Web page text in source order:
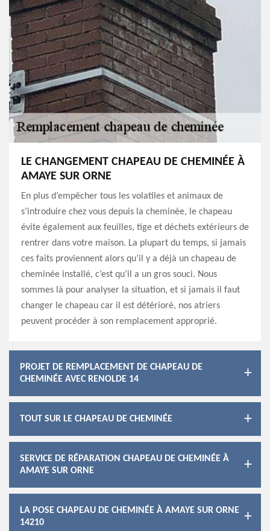
LE CHANGEMENT CHAPEAU DE CHEMINÉE À
AMAYE SUR ORNE
En plus d’empêcher tous les volatiles et animaux de
s’introduire chez vous depuis la cheminée, le chapeau
évite également aux feuilles, tige et déchets extérieurs de
rentrer dans votre maison. La plupart du temps, si jamais
ces faits proviennent alors qu’il y a déjà un chapeau de
cheminée installé, c’est qu’il a un gros souci. Nous
sommes là pour analyser la situation, et si jamais il faut
changer le chapeau car il est détérioré, nos atriers
peuvent procéder à son remplacement approprié.
PROJET DE REMPLACEMENT DE CHAPEAU DE
CHEMINÉE AVEC RENOLDE 14
TOUT SUR LE CHAPEAU DE CHEMINÉE
SERVICE DE RÉPARATION CHAPEAU DE CHEMINÉE À
AMAYE SUR ORNE
LA POSE CHAPEAU DE CHEMINÉE À AMAYE SUR ORNE
14210